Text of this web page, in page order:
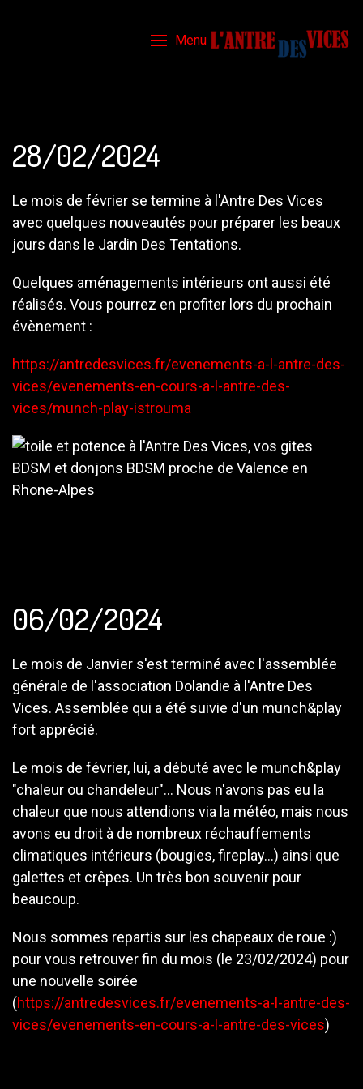
Menu
28/02/2024
Le mois de février se termine à l'Antre Des Vices
avec quelques nouveautés pour préparer les beaux
jours dans le Jardin Des Tentations.
Quelques aménagements intérieurs ont aussi été
réalisés. Vous pourrez en profiter lors du prochain
évènement :
https://antredesvices.fr/evenements-a-l-antre-des-
vices/evenements-en-cours-a-l-antre-des-
vices/munch-play-istrouma
06/02/2024
Le mois de Janvier s'est terminé avec l'assemblée
générale de l'association Dolandie à l'Antre Des
Vices. Assemblée qui a été suivie d'un munch&play
fort apprécié.
Le mois de février, lui, a débuté avec le munch&play
"chaleur ou chandeleur"... Nous n'avons pas eu la
chaleur que nous attendions via la météo, mais nous
avons eu droit à de nombreux réchauffements
climatiques intérieurs (bougies, fireplay...) ainsi que
galettes et crêpes. Un très bon souvenir pour
beaucoup.
Nous sommes repartis sur les chapeaux de roue :)
pour vous retrouver fin du mois (le 23/02/2024) pour
une nouvelle soirée
(https://antredesvices.fr/evenements-a-l-antre-des-
vices/evenements-en-cours-a-l-antre-des-vices)